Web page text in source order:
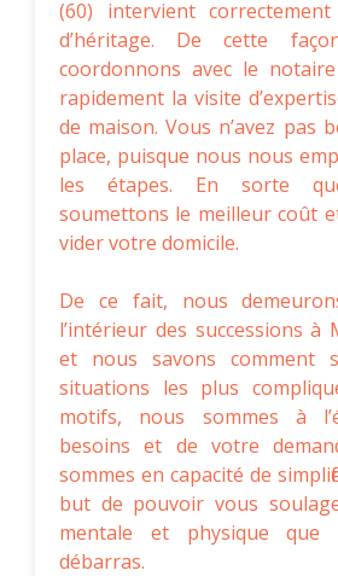
(60) intervient
d’héritage. De cette
coordonnons avec le
rapidement la visite
de maison. Vous n’avez pas
place, puisque nous nous
les étapes. En sorte
soumettons le meilleur coût
vider votre domicile.
De ce fait, nous
l’intérieur des successions à
et nous savons comment
situations les plus
motifs, nous sommes à
besoins et de votre
sommes en capacité de
but de pouvoir vous
mentale et physique que
débarras.